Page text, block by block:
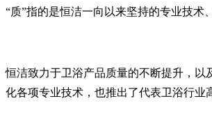
“质”指的是恒洁一向以来坚持的专业技术
恒洁致力于卫浴产品质量的不断提升，以
化各项专业技术，也推出了代表卫浴行业